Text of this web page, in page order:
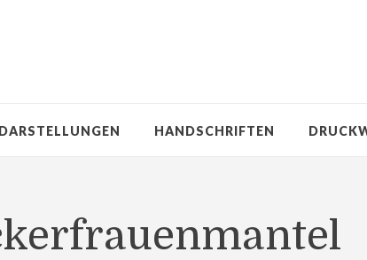
DARSTELLUNGEN HANDSCHRIFTEN